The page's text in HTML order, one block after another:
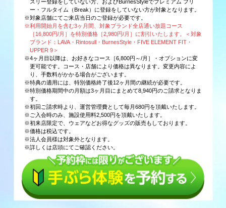
スリー登録をしていない方、およびBurnesStyleでプレミアム フリ
ー・フルタイム（Break）に登録をしていない方が対象となります。
※対象店舗にてご来店当日のご登録が必要です。
※利用開始月を含む3ヶ月間、対象ブランド全店通い放題コース
［16,800円/月］を特別価格［2,980円/月］に割引いたします。＜対象
ブランド：LAVA・Rintosull・BurnesStyle・FIVE ELEMENT FIT・
UPPER 9＞
※4ヶ月目以降は、お好きなコース［6,800円～/月］・オプションに変
更可能です。コース・店舗により価格は異なります。変更内容によ
り、手数料がかかる場合がございます。
※特典の適用には、特別価格終了後12ヶ月間の継続が必要です。
※特別価格期間中の月額は3ヶ月目にまとめて8,940円のご請求となりま
す。
※初回ご請求時より、運営管理費として毎月680円を頂戴いたします。
※ご入会時のみ、施設使用料2,500円を頂戴いたします。
※初来店限定で、ウェアなどお得なグッズの販売もしております。
※価格は税込です。
※法人会員様は対象外となります。
※詳しくは店頭にてご確認ください。